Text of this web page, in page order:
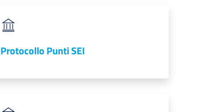
Protocollo Punti SEI